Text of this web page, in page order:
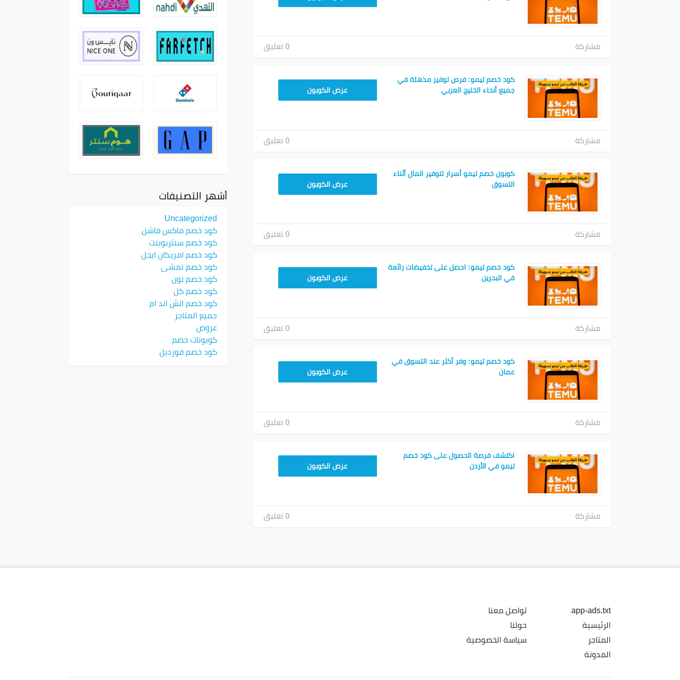
مشاركة 0 تعليق
كود خصم تيمو: فرص توفير مذهلة في
جميع أنحاء الخليج العربي
TEM34عرض الكوبون
مشاركة 0 تعليق
كوبون خصم تيمو أسرار لتوفير المال أثناء
التسوق
TEM34عرض الكوبون
مشاركة 0 تعليق
كود خصم تيمو: احصل على تخفيضات رائعة
في البحرين
TEM34عرض الكوبون
مشاركة 0 تعليق
كود خصم تيمو: وفر أكثر عند التسوق في
عمان
TEM34عرض الكوبون
مشاركة 0 تعليق
اكتشف فرصة الحصول على كود خصم
تيمو في الأردن
TEM34عرض الكوبون
مشاركة 0 تعليق
أشهر التصنيفات
Uncategorized
كود خصم ماكس فاشن
كود خصم سنتربوينت
كود خصم امريكان ايجل
كود خصم نمشي
كود خصم نون
كود خصم كل
كود خصم اتش اند ام
جميع المتاجر
عروض
كوبونات خصم
كود خصم فورديل
app-ads.txt
الرئيسية
المتاجر
المدونة
تواصل معنا
حولنا
سياسة الخصوصية